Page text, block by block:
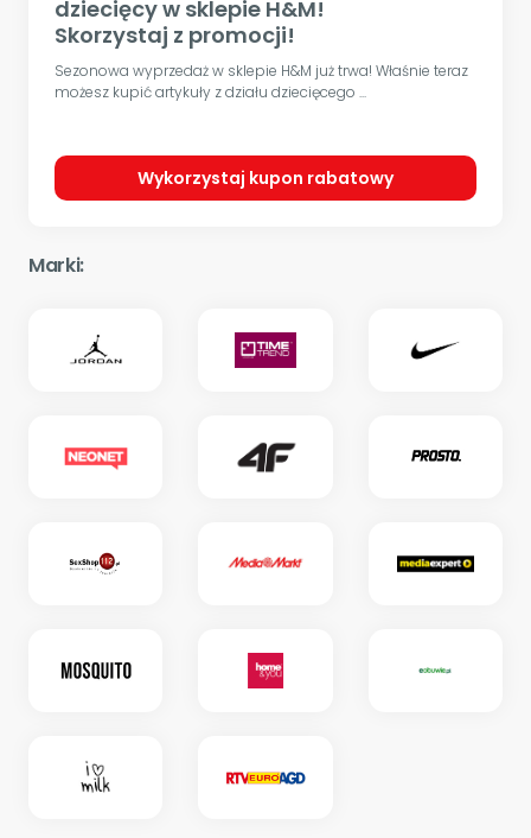
dziecięcy w sklepie H&M!
Skorzystaj z promocji!
Sezonowa wyprzedaż w sklepie H&M już trwa! Właśnie teraz
możesz kupić artykuły z działu dziecięcego ...
Wykorzystaj kupon rabatowy
Marki: